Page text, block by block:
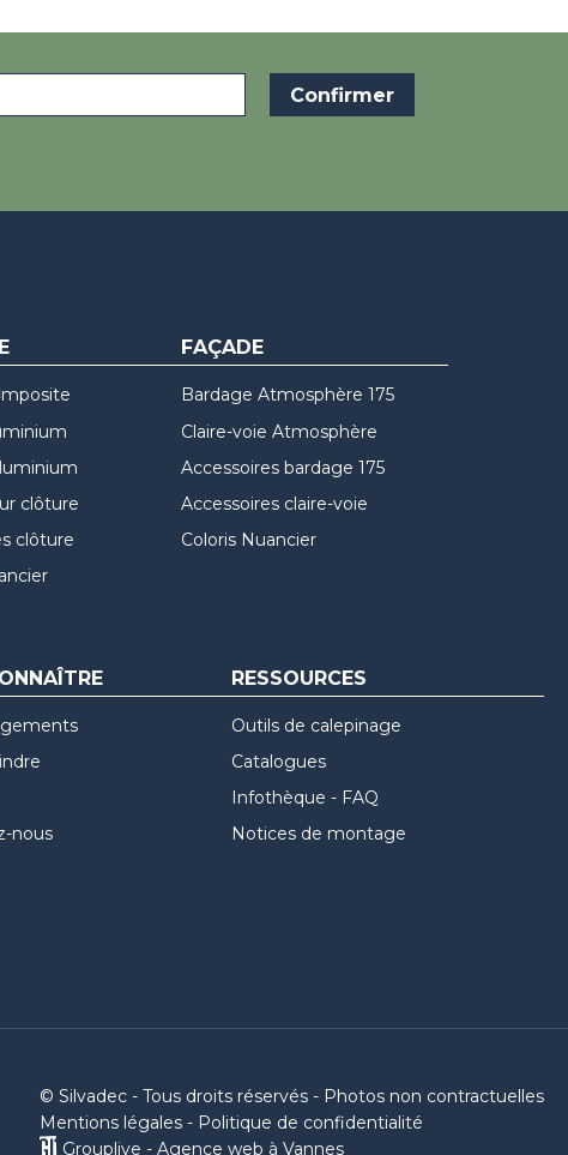
clôture
clôture
FAÇADE
Bardage Atmosphère 175
Claire-voie Atmosphère
Accessoires bardage 175
Accessoires claire-voie
Coloris Nuancier
nous
RESSOURCES
Outils de calepinage
Catalogues
Infothèque - FAQ
Notices de montage
© Silvadec - Tous droits réservés - Photos non contractuelles
Mentions légales - Politique de confidentialité
Grouplive - Agence web à Vannes